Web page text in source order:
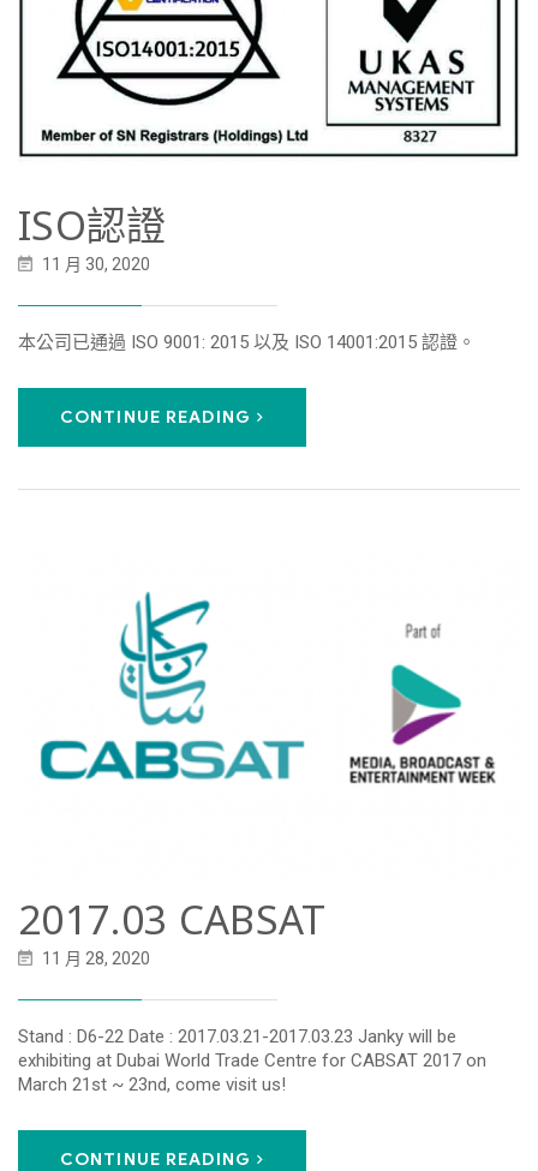
ISO認證
11 月 30, 2020
本公司已通過 ISO 9001: 2015 以及 ISO 14001:2015 認證。
CONTINUE READING
2017.03 CABSAT
11 月 28, 2020
Stand : D6-22 Date : 2017.03.21-2017.03.23 Janky will be
exhibiting at Dubai World Trade Centre for CABSAT 2017 on
March 21st ~ 23nd, come visit us!
CONTINUE READING